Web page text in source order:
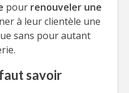
pour renouveler une
à leur clientèle une
sans pour autant
faut savoir